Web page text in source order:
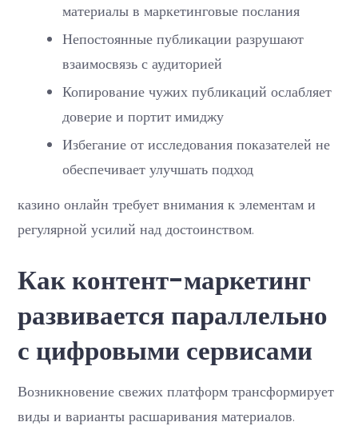
материалы в маркетинговые послания
Непостоянные публикации разрушают
взаимосвязь с аудиторией
Копирование чужих публикаций ослабляет
доверие и портит имиджу
Избегание от исследования показателей не
обеспечивает улучшать подход
казино онлайн требует внимания к элементам и
регулярной усилий над достоинством.
Как контент-маркетинг
развивается параллельно
с цифровыми сервисами
Возникновение свежих платформ трансформирует
виды и варианты расшаривания материалов.